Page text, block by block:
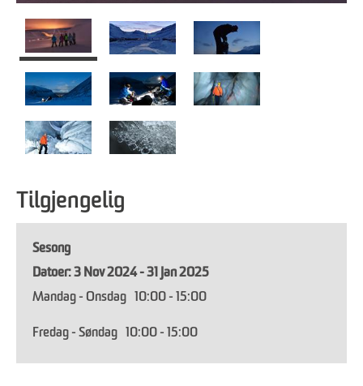
Tilgjengelig
Sesong
3 Nov 2024 - 31 Jan 2025
Mandag - Onsdag
10:00 - 15:00
Fredag - Søndag 10:00 - 15:00